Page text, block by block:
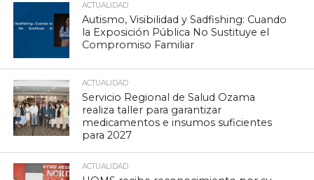
ACTUALIDAD
Autismo, Visibilidad y Sadfishing: Cuando
la Exposición Pública No Sustituye el
Compromiso Familiar
ACTUALIDAD
Servicio Regional de Salud Ozama
realiza taller para garantizar
medicamentos e insumos suficientes
para 2027
ACTUALIDAD